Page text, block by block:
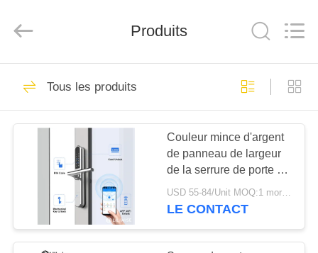
MAISON
PRODUITS
NOUS
Electronics
Technology
Rights
Serrures de porte
électronique
150
71
Produits
Tous les produits
Couleur mince d'argent
de panneau de largeur
de la serrure de porte de
Thumbprint de serrure
de porte d'Access
USD 55-84/Unit MOQ:1 morceau
LE CONTACT